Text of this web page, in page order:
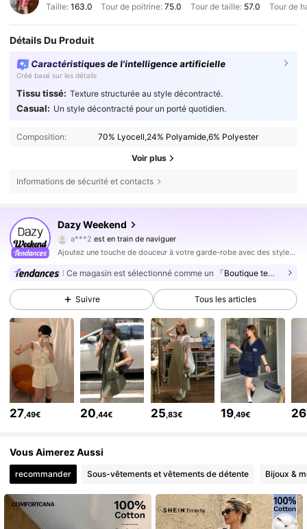
Taille: 163.0 Tour de poitrine:75.0 Tour de taille: 57.0 Tour de
Détails Du Produit
Caractéristiques de l'intelligence artificielle
Créé basé sur les détails
Tissu tissé: Texture structurée au style décontracté.
Casual: Un style décontracté pour un porté quotidien.
Composition: 70% Lyocell,24% Polyamide,6% Polyester
Voir plus
Informations de sécurité et contacts
Dazy Weekend
a***2est en train de naviguer
4,85
948K Suiveurs
4,85 948K Suiveurs
4,85 948K Suiveurs
4,85 948K Suiveurs
4,85 948K Suiveurs
4,85 948K Suiveurs
Ajoutez une touche de douceur à votre garde-robe avec des styles qui débordent de mignonnerie dans chaque détail.
Ce magasin est sélectionné comme un 「Boutique tendance」
Suivre Tous les articles
27,49€ 20,44€ 25,83€ 19,49€ 26
Vous Aimerez Aussi
recommander Sous-vêtements et vêtements de détente Bijoux &